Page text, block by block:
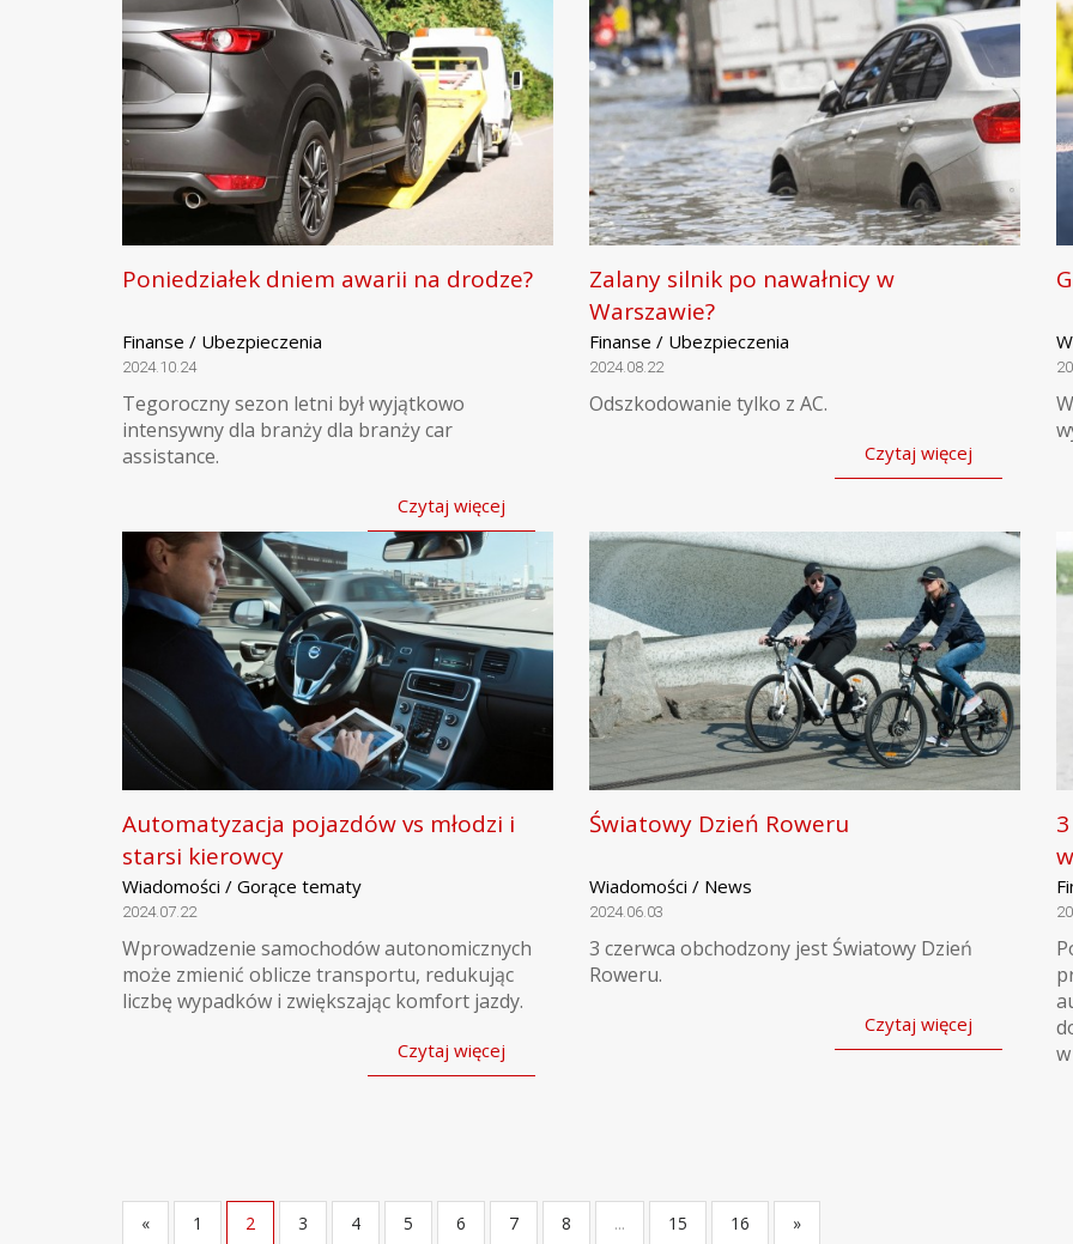
Poniedziałek dniem awarii na drodze?
Finanse / Ubezpieczenia
2024.10.24
Tegoroczny sezon letni był wyjątkowo
intensywny dla branży dla branży car
assistance.
Czytaj więcej
Zalany silnik po nawałnicy w
Warszawie?
Finanse / Ubezpieczenia
2024.08.22
Odszkodowanie tylko z AC.
Czytaj więcej
Automatyzacja pojazdów vs młodzi i
starsi kierowcy
Wiadomości / Gorące tematy
2024.07.22
Wprowadzenie samochodów autonomicznych
może zmienić oblicze transportu, redukując
liczbę wypadków i zwiększając komfort jazdy.
Czytaj więcej
Światowy Dzień Roweru
Wiadomości / News
2024.06.03
3 czerwca obchodzony jest Światowy Dzień
Roweru.
Czytaj więcej
« 1 2 3 4 5 6 7 8 ... 15 16 »